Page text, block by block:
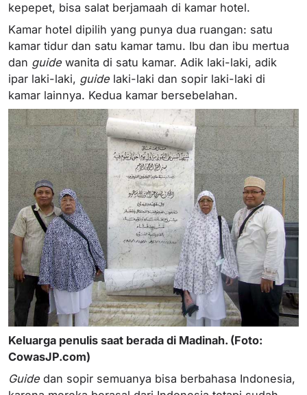
kepepet, bisa salat berjamaah di kamar hotel.
Kamar hotel dipilih yang punya dua ruangan: satu
kamar tidur dan satu kamar tamu. Ibu dan ibu mertua
dan guide wanita di satu kamar. Adik laki-laki, adik
ipar laki-laki, guide laki-laki dan sopir laki-laki di
kamar lainnya. Kedua kamar bersebelahan.
Keluarga penulis saat berada di Madinah. (Foto:
CowasJP.com)
Guide dan sopir semuanya bisa berbahasa Indonesia,